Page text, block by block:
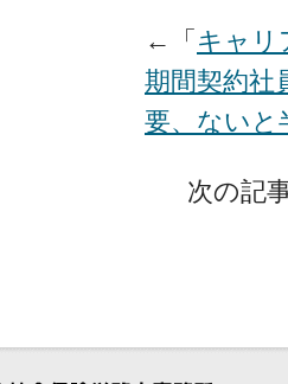
←「 キャリ
期間契約社
要、ないと
次の記